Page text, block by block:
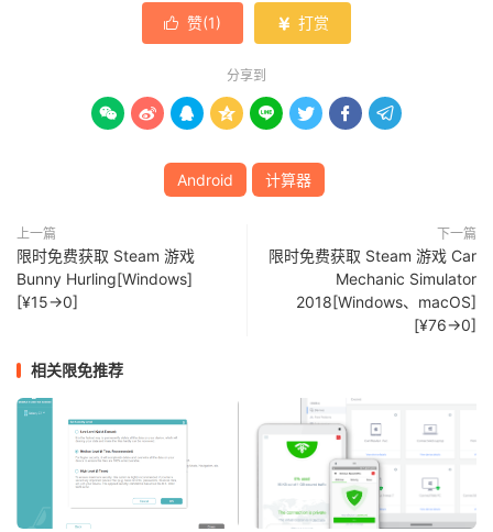
 赞(1)  打赏
分享到
       
Android 计算器
上一篇
限时免费获取 Steam 游戏
Bunny Hurling[Windows]
[¥15→0]
下一篇
限时免费获取 Steam 游戏 Car
Mechanic Simulator
2018[Windows、macOS]
[¥76→0]
相关限免推荐